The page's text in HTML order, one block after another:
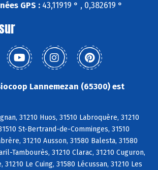
GPS : 43,11919 ° , 0,382619 °
Lannemezan (65300) est
31210 Huos, 31510 Labroquère, 31210
St-Bertrand-de-Comminges, 31510
31210 Ausson, 31580 Balesta, 31580
Tambourès, 31210 Clarac, 31210 Cuguron,
Le Cuing, 31580 Lécussan, 31210 Les